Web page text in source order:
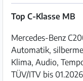
Top C-Klasse MB
Mercedes-Benz
Automatik,
Klima, Audio,
TÜV/ITV bis